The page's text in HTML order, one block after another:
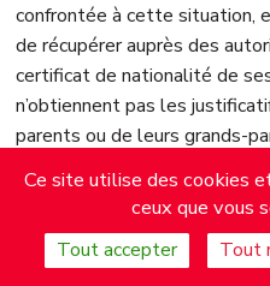
confrontée à cette situation,
de récupérer auprès des
certificat de nationalité de
n’obtiennent pas les
parents ou de leurs grands-
y compris parmi les plus
notre Président de la
Ainsi, le simple fait d’être né
même d’avoir des parents
Ce site utilise des cookies
ceux que vous
Tout accepter Tout